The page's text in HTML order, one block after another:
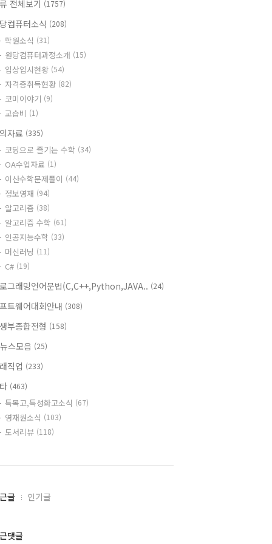
전체보기 (1757)
컴퓨터소식 (208)
학원소식 (31)
원당컴퓨터과정소개 (15)
입상입시현황 (54)
자격증취득현황 (82)
코미이야기 (9)
교습비 (1)
자료 (335)
코딩으로 즐기는 수학 (34)
OA수업자료 (1)
이산수학문제풀이 (44)
정보영재 (94)
알고리즘 (38)
알고리즘 수학 (61)
인공지능수학 (33)
머신러닝 (11)
C# (19)
그래밍언어문법(C,C++,Python,JAVA.. (24)
트웨어대회안내 (308)
부종합전형 (158)
스모음 (25)
직업 (233)
(463)
특목고,특성화고소식 (67)
영재원소식 (103)
도서리뷰 (118)
글 인기글
댓글